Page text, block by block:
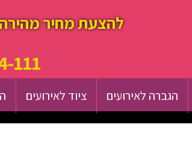
להצעת מחיר
111
הגברה לאירועים ציוד לאירועים